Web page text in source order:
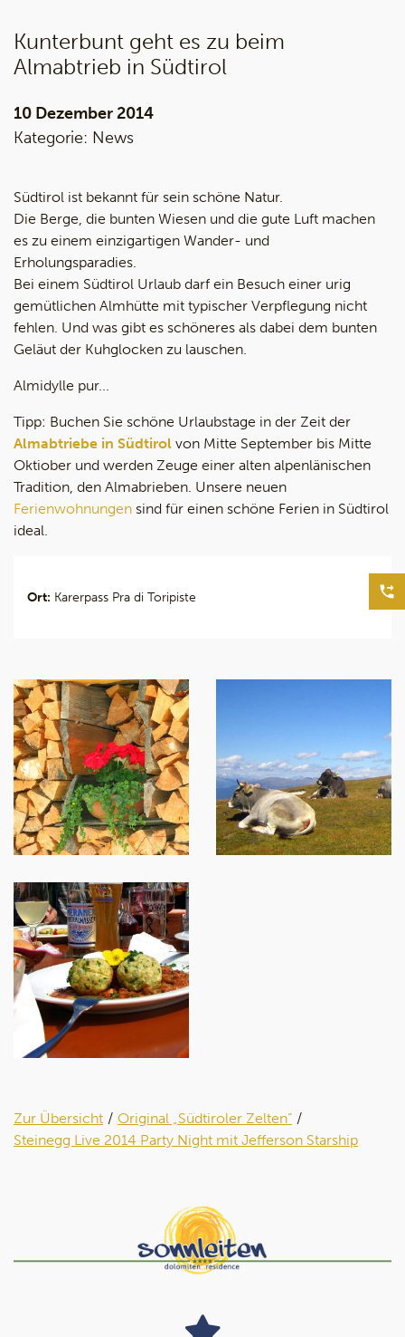
Kunterbunt geht es zu beim
Almabtrieb in Südtirol
10 Dezember 2014
Kategorie: News
Südtirol ist bekannt für sein schöne Natur.
Die Berge, die bunten Wiesen und die gute Luft machen
es zu einem einzigartigen Wander- und
Erholungsparadies.
Bei einem Südtirol Urlaub darf ein Besuch einer urig
gemütlichen Almhütte mit typischer Verpflegung nicht
fehlen. Und was gibt es schöneres als dabei dem bunten
Geläut der Kuhglocken zu lauschen.
Almidylle pur...
Tipp: Buchen Sie schöne Urlaubstage in der Zeit der
Almabtriebe in Südtirol von Mitte September bis Mitte
Oktiober und werden Zeuge einer alten alpenlänischen
Tradition, den Almabrieben. Unsere neuen
Ferienwohnungen sind für einen schöne Ferien in Südtirol
ideal.
Ort: Karerpass Pra di Toripiste
Zur Übersicht
Original „Südtiroler Zelten“
Steinegg Live 2014 Party Night mit Jefferson Starship